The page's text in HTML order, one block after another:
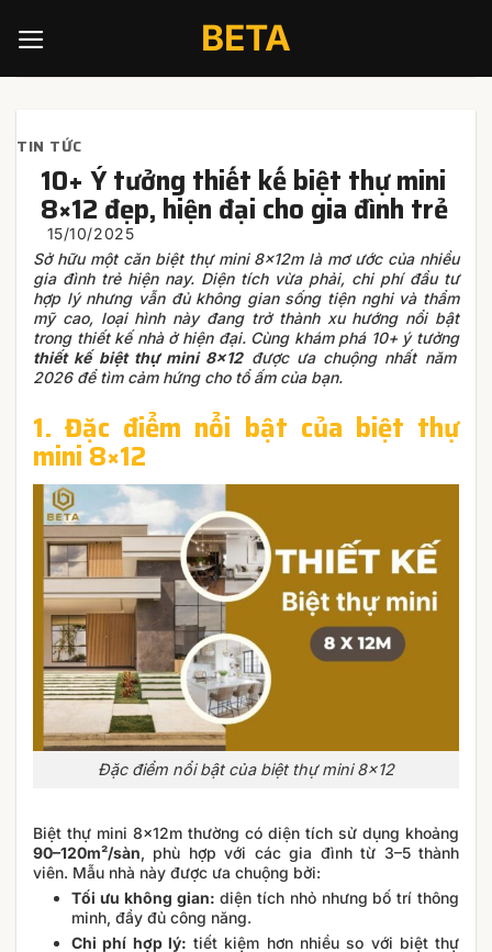
content
BETA
TIN TỨC
10+ Ý tưởng thiết kế biệt thự mini
8×12 đẹp, hiện đại cho gia đình trẻ
Sở hữu một căn biệt thự mini 8x12m là mơ ước của nhiều
gia đình trẻ hiện nay. Diện tích vừa phải, chi phí đầu tư
hợp lý nhưng vẫn đủ không gian sống tiện nghi và thẩm
mỹ cao, loại hình này đang trở thành xu hướng nổi bật
trong thiết kế nhà ở hiện đại. Cùng khám phá 10+ ý tưởng
thiết kế biệt thự mini 8×12được ưa chuộng nhất năm
2026 để tìm cảm hứng cho tổ ấm của bạn.
1. Đặc điểm nổi bật của biệt thự
mini 8×12
Đặc điểm nổi bật của biệt thự mini 8×12
Biệt thự mini 8x12m thường có diện tích sử dụng khoảng
90–120m²/sàn, phù hợp với các gia đình từ 3–5 thành
viên. Mẫu nhà này được ưa chuộng bởi:
Tối ưu không gian: diện tích nhỏ nhưng bố trí thông
minh, đầy đủ công năng.
Chi phí hợp lý: tiết kiệm hơn nhiều so với biệt thự